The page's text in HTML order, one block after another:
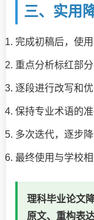
三、实用
完成初稿后，使
重点分析标红部
逐段进行改写和
保持专业术语的
多次迭代，逐步
最终使用与学校
理科毕业论文
原文、重构表